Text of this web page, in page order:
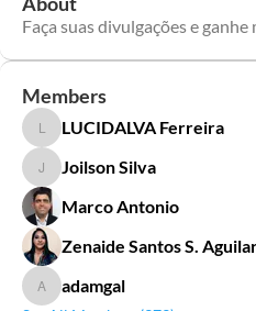
Faça suas divulgações e ganhe
Members
LUCIDALVA Ferreira
LUCIDALVA Ferreira
Joilson Silva
Joilson Silva
Marco Antonio
Zenaide Santos S.
adamgal
adamgal